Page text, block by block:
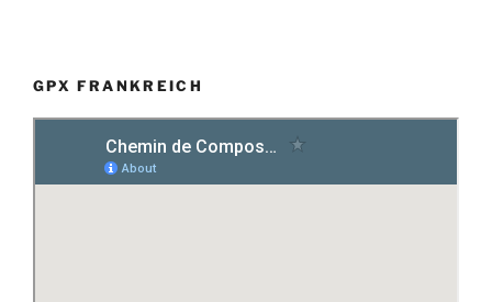
GPX FRANKREICH